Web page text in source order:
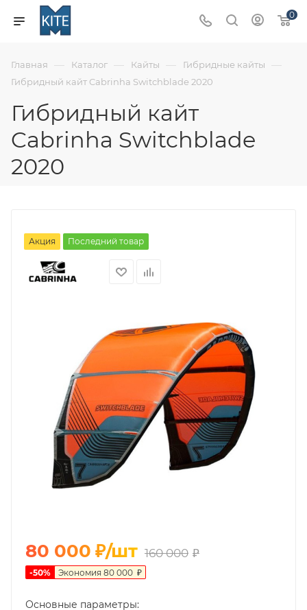
0
Главная — Каталог — Кайты — Гибридные кайты —
Гибридный кайт Cabrinha Switchblade 2020
Гибридный кайт
Cabrinha Switchblade
2020
Акция Последний товар
80 000 ₽/шт 160 000 ₽
-50% Экономия 80 000 ₽
Основные параметры: